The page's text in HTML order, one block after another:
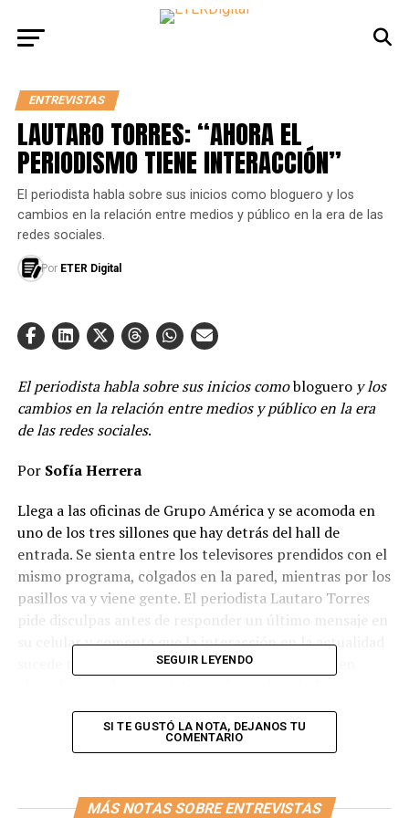
ENTREVISTAS
LAUTARO TORRES: “AHORA EL
PERIODISMO TIENE INTERACCIÓN”
El periodista habla sobre sus inicios como bloguero y los
cambios en la relación entre medios y público en la era de las
redes sociales.
Por ETER Digital
El periodista habla sobre sus inicios comoblogueroy los
cambios en la relación entre medios y público en la era
de las redes sociales.
Por Sofía Herrera
Llega a las oficinas de Grupo América y se acomoda en
uno de los tres sillones que hay detrás del hall de
entrada. Se sienta entre los televisores prendidos con el
mismo programa, colgados en la pared, mientras por los
pasillos va y viene gente. El periodista Lautaro Torres
pide disculpas antes de responder un último mensaje en
su celular y comenta que la interacción en la actualidad
sucede todo el tiempo; así es la vida y así, dejará en
La carrera de Torres empezó gracias a un blog en el que
hacía reseñas de hamburguesas. No se imaginaba que al
más tarde como generador de contenidos audiovisuales
SEGUIR LEYENDO
SI TE GUSTÓ LA NOTA, DEJANOS TU
COMENTARIO
MÁS NOTAS SOBRE ENTREVISTAS